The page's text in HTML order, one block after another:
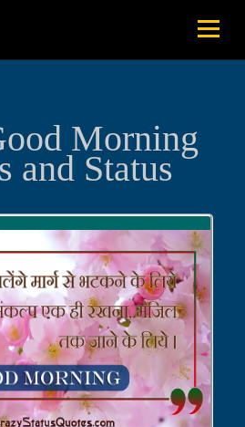
Morning
and Status